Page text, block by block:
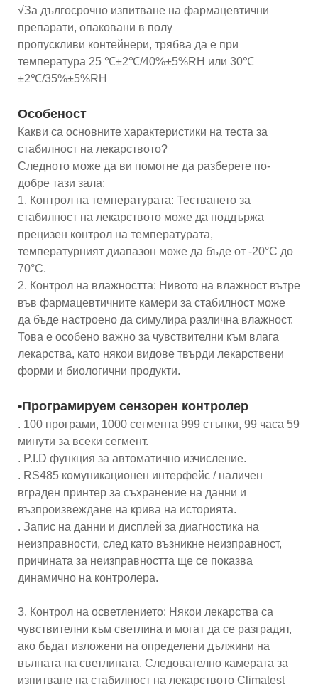
√За дългосрочно изпитване на фармацевтични
препарати, опаковани в полу
пропускливи контейнери, трябва да е при
температура 25 ℃±2℃/40%±5%RH или 30℃
±2℃/35%±5%RH
Особеност
Какви са основните характеристики на теста за
стабилност на лекарството?
Следното може да ви помогне да разберете по-
добре тази зала:
1. Контрол на температурата: Тестването за
стабилност на лекарството може да поддържа
прецизен контрол на температурата,
температурният диапазон може да бъде от -20°C до
70°C.
2. Контрол на влажността: Нивото на влажност вътре
във фармацевтичните камери за стабилност може
да бъде настроено да симулира различна влажност.
Това е особено важно за чувствителни към влага
лекарства, като някои видове твърди лекарствени
форми и биологични продукти.
•Програмируем сензорен контролер
. 100 програми, 1000 сегмента 999 стъпки, 99 часа 59
минути за всеки сегмент.
. P.I.D функция за автоматично изчисление.
. RS485 комуникационен интерфейс / наличен
вграден принтер за съхранение на данни и
възпроизвеждане на крива на историята.
. Запис на данни и дисплей за диагностика на
неизправности, след като възникне неизправност,
причината за неизправността ще се показва
динамично на контролера.
3. Контрол на осветлението: Някои лекарства са
чувствителни към светлина и могат да се разградят,
ако бъдат изложени на определени дължини на
вълната на светлината. Следователно камерата за
изпитване на стабилност на лекарството Climatest